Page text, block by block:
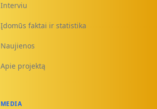
Interviu
Įdomūs faktai ir statistika
Naujienos
Apie projektą
MEDIA